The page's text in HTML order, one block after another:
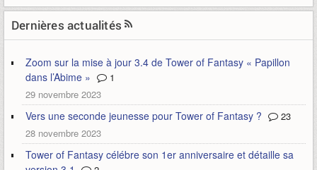
Dernières actualités
Zoom sur la mise à jour 3.4 de Tower of Fantasy « Papillon
dans l’Abime »
1
29 novembre 2023
Vers une seconde jeunesse pour Tower of Fantasy ?
23
28 novembre 2023
Tower of Fantasy célébre son 1er anniversaire et détaille sa